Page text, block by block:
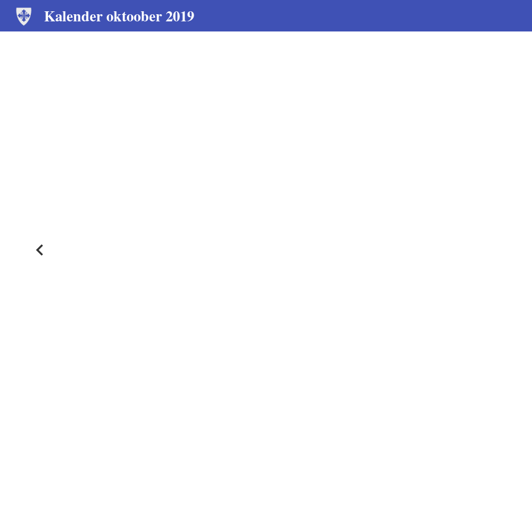
Kalender oktoober 2019